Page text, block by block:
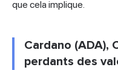
que cela implique.
Cardano (ADA),
perdants des